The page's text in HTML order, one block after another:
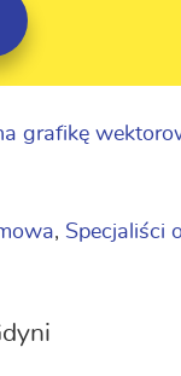
grafikę
, Specjaliści